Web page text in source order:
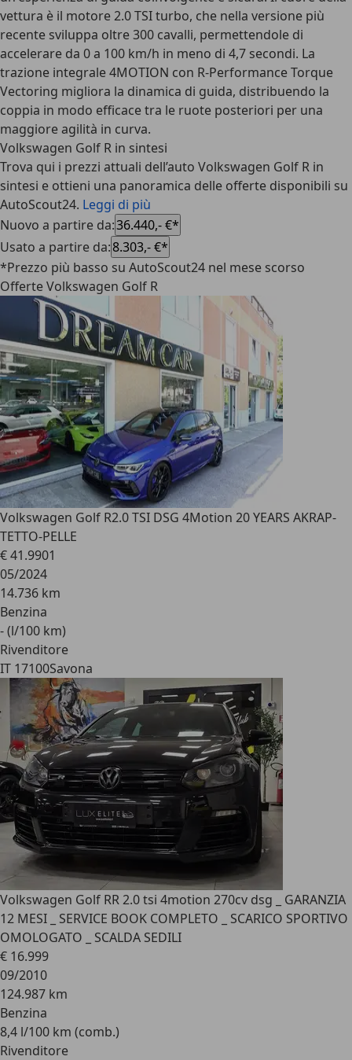
vettura è il motore 2.0 TSI turbo, che nella versione più
recente sviluppa oltre 300 cavalli, permettendole di
accelerare da 0 a 100 km/h in meno di 4,7 secondi. La
trazione integrale 4MOTION con R-Performance Torque
Vectoring migliora la dinamica di guida, distribuendo la
coppia in modo efficace tra le ruote posteriori per una
maggiore agilità in curva.
Volkswagen Golf R in sintesi
Trova qui i prezzi attuali dell’auto Volkswagen Golf R in
sintesi e ottieni una panoramica delle offerte disponibili su
AutoScout24. Leggi di più
Nuovo a partire da:36.440,- €*
Usato a partire da:8.303,- €*
*Prezzo più basso su AutoScout24 nel mese scorso
Offerte Volkswagen Golf R
Volkswagen Golf R2.0 TSI DSG 4Motion 20 YEARS AKRAP-
TETTO-PELLE
€ 41.9901
05/2024
14.736 km
Benzina
- (l/100 km)
Rivenditore
IT 17100Savona
Volkswagen Golf RR 2.0 tsi 4motion 270cv dsg _ GARANZIA
12 MESI _ SERVICE BOOK COMPLETO _ SCARICO SPORTIVO
OMOLOGATO _ SCALDA SEDILI
€ 16.999
09/2010
124.987 km
Benzina
8,4 l/100 km (comb.)
Rivenditore